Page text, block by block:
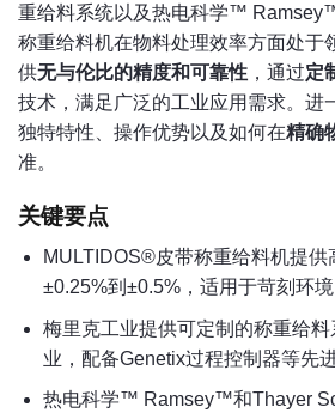
重给料系统以及热电科学™
称重给料机在物料处理效率方面处于
供无与伦比的精度和可靠性 ，通过定
技术，满足广泛的工业应用需求。进
独特特性、操作优势以及如何在精确
准。
关键要点
MULTIDOS®皮带称重给料机提供
±0.25%到±0.5%，适用于苛刻环境
梅里克工业提供可定制的称重给
业，配备Genetix过程控制器等先进
热电科学™ Ramsey™和Thayer